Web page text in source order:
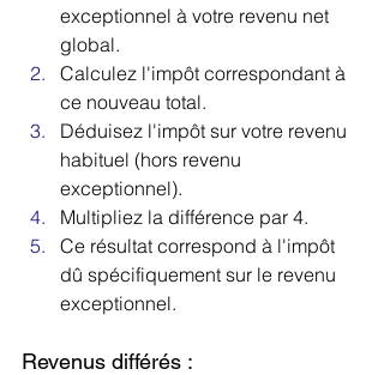
exceptionnel à votre revenu net
global.
Calculez l'impôt correspondant à
ce nouveau total.
Déduisez l'impôt sur votre revenu
habituel (hors revenu
exceptionnel).
Multipliez la différence par 4.
Ce résultat correspond à l'impôt
dû spécifiquement sur le revenu
exceptionnel.
Revenus différés :